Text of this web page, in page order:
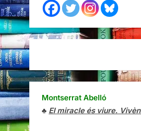
Montserrat Abelló
♣ El miracle és viure.